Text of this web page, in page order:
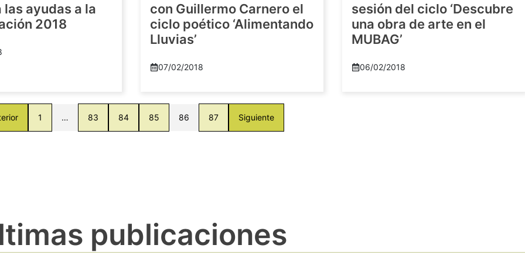
ayudas a la
2018
con Guillermo Carnero el
ciclo poético ‘Alimentando
Lluvias’
07/02/2018
sesión del ciclo ‘Descubre
una obra de arte en el
MUBAG’
06/02/2018
1 … 83 84 85 86 87 Siguiente
publicaciones